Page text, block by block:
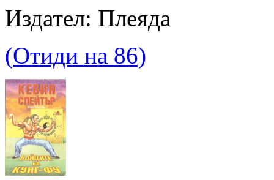
Издател: Плеяда
(Отиди на 86)